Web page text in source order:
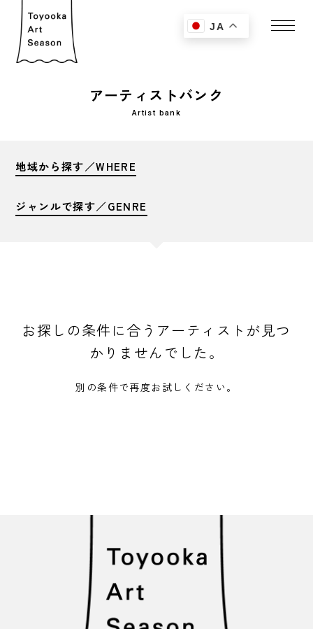
JA
アーティストバンク
Artist bank
地域から探す／WHERE
ジャンルで探す／GENRE
お探しの条件に合うアーティストが見つ
かりませんでした。
別の条件で再度お試しください。